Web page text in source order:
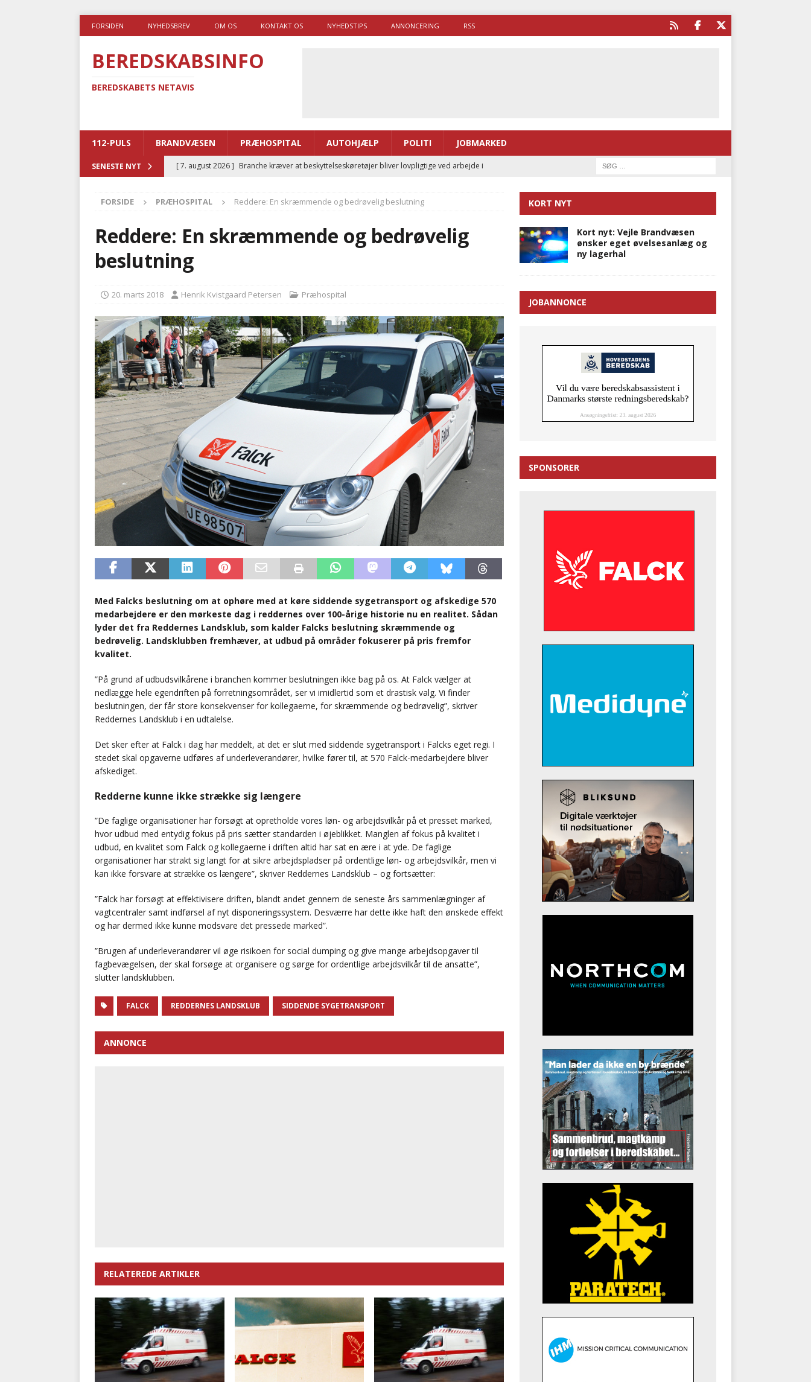
FORSIDEN NYHEDSBREV OM OS KONTAKT OS NYHEDSTIPS ANNONCERING RSS
BEREDSKABSINFO
BEREDSKABETS NETAVIS
112-PULS BRANDVÆSEN PRÆHOSPITAL AUTOHJÆLP POLITI JOBMARKED
SENESTE NYT [ 7. august 2026 ] Branche kræver at beskyttelseskøretøjer bliver lovpligtige ved arbejde i
[ 6. august 2026 ] Brandvæsenernes gennemsnitlige responstid steg med 9 sekunder i 2025
BRANDVÆSEN
Advarer: Udløb af sygetransporttilladelser kan sende 400.000 kørsler over
i det offentlige
Ny ambulance og el-sygetransportvogn til Samsø
tilbudsfristen
PRÆHOSPITAL
FORSIDE PRÆHOSPITAL Reddere: En skræmmende og bedrøvelig beslutning
Reddere: En skræmmende og bedrøvelig
beslutning
20. marts 2018 Henrik Kvistgaard Petersen Præhospital
Med Falcks beslutning om at ophøre med at køre siddende sygetransport og afskedige 570
medarbejdere er den mørkeste dag i reddernes over 100-årige historie nu en realitet. Sådan
lyder det fra Reddernes Landsklub, som kalder Falcks beslutning skræmmende og
bedrøvelig. Landsklubben fremhæver, at udbud på områder fokuserer på pris fremfor
kvalitet.
”På grund af udbudsvilkårene i branchen kommer beslutningen ikke bag på os. At Falck vælger at
nedlægge hele egendriften på forretningsområdet, ser vi imidlertid som et drastisk valg. Vi finder
beslutningen, der får store konsekvenser for kollegaerne, for skræmmende og bedrøvelig”, skriver
Reddernes Landsklub i en udtalelse.
Det sker efter at Falck i dag har meddelt, at det er slut med siddende sygetransport i Falcks eget regi. I
stedet skal opgaverne udføres af underleverandører, hvilke fører til, at 570 Falck-medarbejdere bliver
afskediget.
Redderne kunne ikke strække sig længere
”De faglige organisationer har forsøgt at opretholde vores løn- og arbejdsvilkår på et presset marked,
hvor udbud med entydig fokus på pris sætter standarden i øjeblikket. Manglen af fokus på kvalitet i
udbud, en kvalitet som Falck og kollegaerne i driften altid har sat en ære i at yde. De faglige
organisationer har strakt sig langt for at sikre arbejdspladser på ordentlige løn- og arbejdsvilkår, men vi
kan ikke forsvare at strække os længere”, skriver Reddernes Landsklub – og fortsætter:
”Falck har forsøgt at effektivisere driften, blandt andet gennem de seneste års sammenlægninger af
vagtcentraler samt indførsel af nyt disponeringssystem. Desværre har dette ikke haft den ønskede effekt
og har dermed ikke kunne modsvare det pressede marked”.
”Brugen af underleverandører vil øge risikoen for social dumping og give mange arbejdsopgaver til
fagbevægelsen, der skal forsøge at organisere og sørge for ordentlige arbejdsvilkår til de ansatte”,
slutter landsklubben.
FALCK REDDERNES LANDSKLUB SIDDENDE SYGETRANSPORT
ANNONCE
RELATEREDE ARTIKLER
KORT NYT
Kort nyt: Vejle Brandvæsen
ønsker eget øvelsesanlæg og
ny lagerhal
JOBANNONCE
SPONSORER